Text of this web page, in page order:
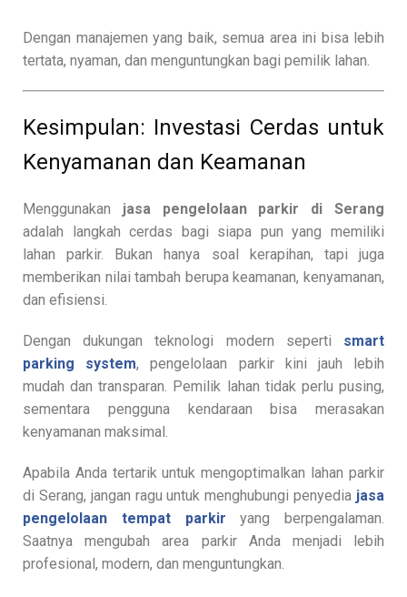
Dengan manajemen yang baik, semua area ini bisa lebih
tertata, nyaman, dan menguntungkan bagi pemilik lahan.
Kesimpulan: Investasi Cerdas untuk
Kenyamanan dan Keamanan
Menggunakan jasa pengelolaan parkir di Serang
adalah langkah cerdas bagi siapa pun yang memiliki
lahan parkir. Bukan hanya soal kerapihan, tapi juga
memberikan nilai tambah berupa keamanan, kenyamanan,
dan efisiensi.
Dengan dukungan teknologi modern seperti smart
parking system, pengelolaan parkir kini jauh lebih
mudah dan transparan. Pemilik lahan tidak perlu pusing,
sementara pengguna kendaraan bisa merasakan
kenyamanan maksimal.
Apabila Anda tertarik untuk mengoptimalkan lahan parkir
di Serang, jangan ragu untuk menghubungi penyedia jasa
pengelolaan tempat parkir yang berpengalaman.
Saatnya mengubah area parkir Anda menjadi lebih
profesional, modern, dan menguntungkan.